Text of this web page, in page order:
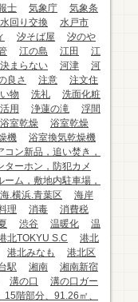
士 気象庁
気象条
水回り交換
水戸市
汐そば屋
汐のや
江の島 江田
江
決まらない 河津
河
良さ 注意
注文住
物 洗礼
洗面化粧
活用 浄蓮の滝
浮間
浴室乾燥
浴室乾燥
機
浴室換気乾燥機
コン新品，追い焚き，
ターホン，防犯カメ
ーム，敷地内駐車場，
海.横浜.青葉区
海岸
理 消毒
消費税
渋谷 温暖化
温
北TOKYU S.C
港北
港北みなも
港北区
駅 湘南
湘南新宿
溝の口
溝の口ガー
階部分、91.26㎡、